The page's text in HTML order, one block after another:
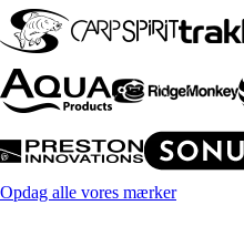
Opdag alle vores mærker